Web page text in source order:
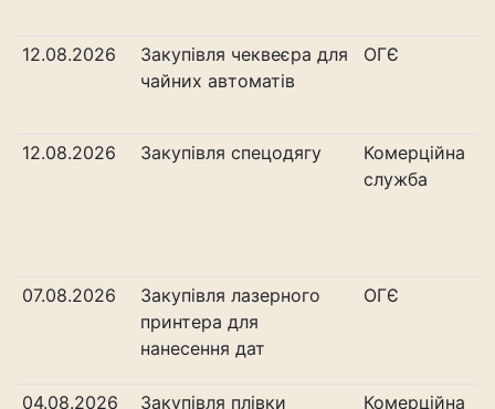
12.08.2026
Закупівля чеквеєра для
чайних автоматів
ОГЄ
12.08.2026 Закупівля спецодягу
Комерційна
служба
07.08.2026
Закупівля лазерного
принтера для
нанесення дат
ОГЄ
04.08.2026 Закупівля плівки Комерційна